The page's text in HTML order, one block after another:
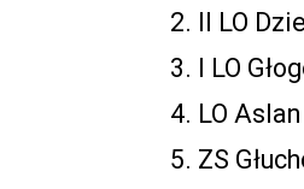
II LO
I LO
LO
ZS